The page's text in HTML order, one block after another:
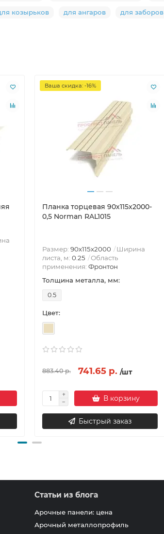
козырьков для ангаров для заборов
Ваша скидка: -16%
Планка торцевая 90х115х2000-
0,5 Norman RAL1015
Размер: 90х115х2000
Ширина
листа, м: 0.25
Область
применения: Фронтон
Толщина металла, мм:
0.5
Цвет:
883.40 р. 741.65 р. /шт
В корзину
Быстрый заказ
Статьи из блога
Арочные панели: цена
Арочный металлопрофиль